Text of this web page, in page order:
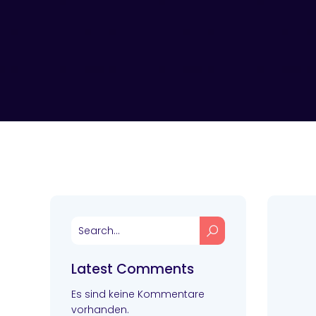
Latest Comments
Es sind keine Kommentare
vorhanden.